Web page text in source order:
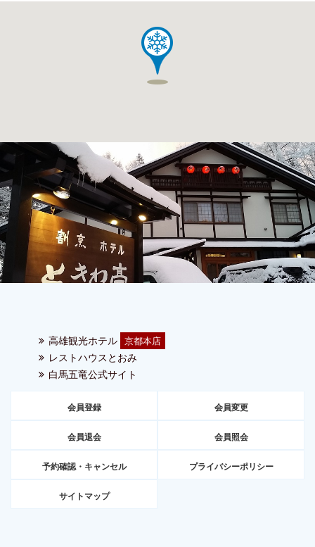
高雄観光ホテル 京都本店
レストハウスとおみ
白馬五竜公式サイト
会員登録 会員変更
会員退会 会員照会
予約確認・キャンセル プライバシーポリシー
サイトマップ